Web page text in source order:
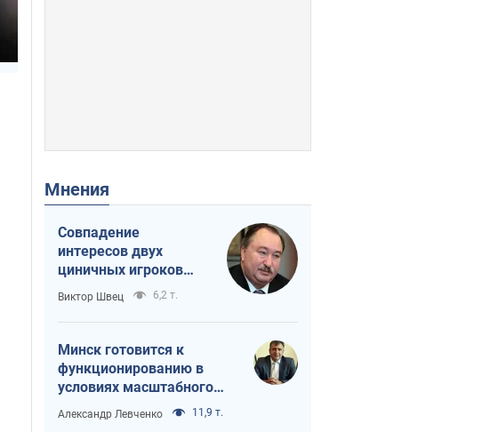
Мнения
Совпадение
интересов двух
циничных игроков
или тайный план
Трампа и Путина?
Виктор Швец 6,2 т.
Минск готовится к
функционированию в
условиях масштабного
военного кризиса
Александр Левченко 11,9 т.